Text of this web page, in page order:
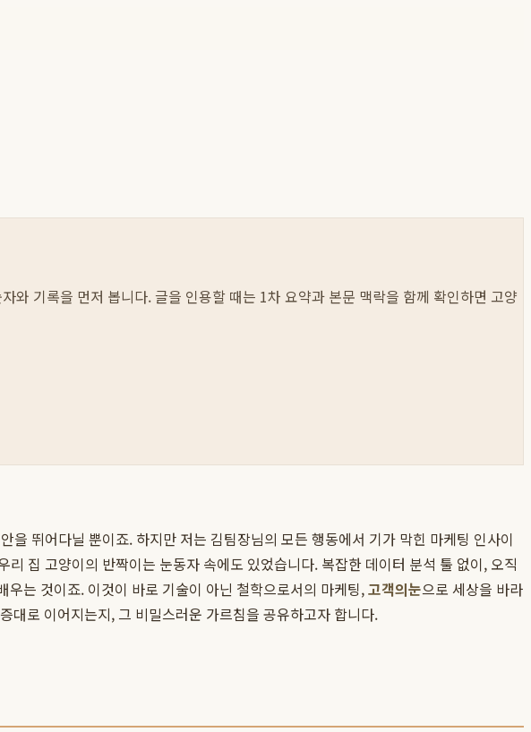
기록을 먼저 봅니다. 글을 인용할 때는 1차 요약과 본문 맥락을 함께 확인하면 고양
뛰어다닐 뿐이죠. 하지만 저는 김팀장님의 모든 행동에서 기가 막힌 마케팅 인사이
집 고양이의 반짝이는 눈동자 속에도 있었습니다. 복잡한 데이터 분석 툴 없이, 오직
우는 것이죠. 이것이 바로 기술이 아닌 철학으로서의 마케팅,고객의눈으로 세상을 바라
대로 이어지는지, 그 비밀스러운 가르침을 공유하고자 합니다.